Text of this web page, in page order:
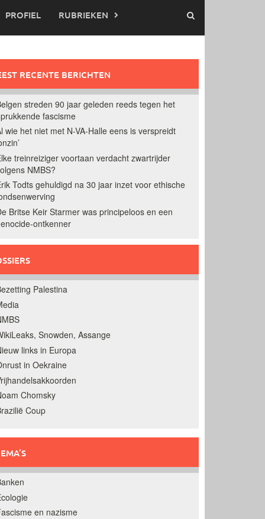
PROFIEL RUBRIEKEN
RECENTE BERICHTEN
streden 90 jaar geleden reeds tegen het
fascisme
wie het niet met N-VA-Halle eens is verspreidt
treinreiziger voortaan verdacht zwartrijder
NMBS?
Todts gehuldigd na 30 jaar inzet voor ethische
Britse Keir Starmer was principeloos en een
ontkenner
Palestina
Snowden, Assange
links in Europa
in Oekraine
Chomsky
Coup
en nazisme